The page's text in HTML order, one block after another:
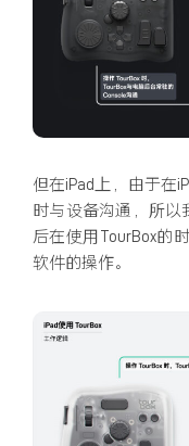
但在iPad上，由于在
时与设备沟通，所以
后在使用TourBox的
软件的操作。